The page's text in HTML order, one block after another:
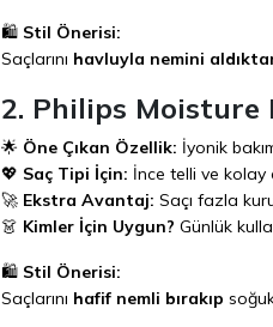
🛍️ Stil Önerisi:
Saçlarını havluyla nemini
2. Philips Moisture
🌟 Öne Çıkan Özellik: İyonik
💖 Saç Tipi İçin: İnce telli ve kolay
🚀 Ekstra Avantaj: Saçı fazla
👗 Kimler İçin Uygun? Günlük
🛍️ Stil Önerisi:
Saçlarını hafif nemli bırakıp